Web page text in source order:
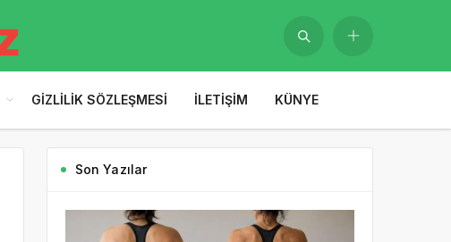
GIZLILIK SÖZLEŞMESI İLETIŞIM KÜNYE
Son Yazılar